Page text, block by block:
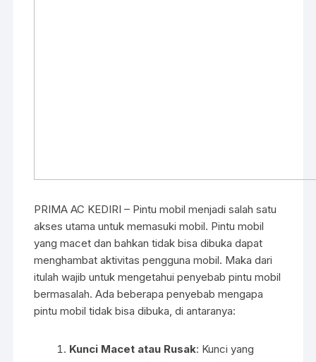
PRIMA AC KEDIRI – Pintu mobil menjadi salah satu
akses utama untuk memasuki mobil. Pintu mobil
yang macet dan bahkan tidak bisa dibuka dapat
menghambat aktivitas pengguna mobil. Maka dari
itulah wajib untuk mengetahui penyebab pintu mobil
bermasalah. Ada beberapa penyebab mengapa
pintu mobil tidak bisa dibuka, di antaranya:
Kunci Macet atau Rusak: Kunci yang